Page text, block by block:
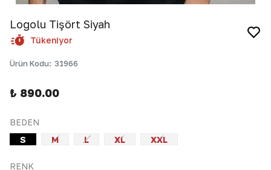
Logolu Tişört Siyah
Tükeniyor
Ürün Kodu: 31966
₺ 890.00
BEDEN
S
M L XL XXL
RENK